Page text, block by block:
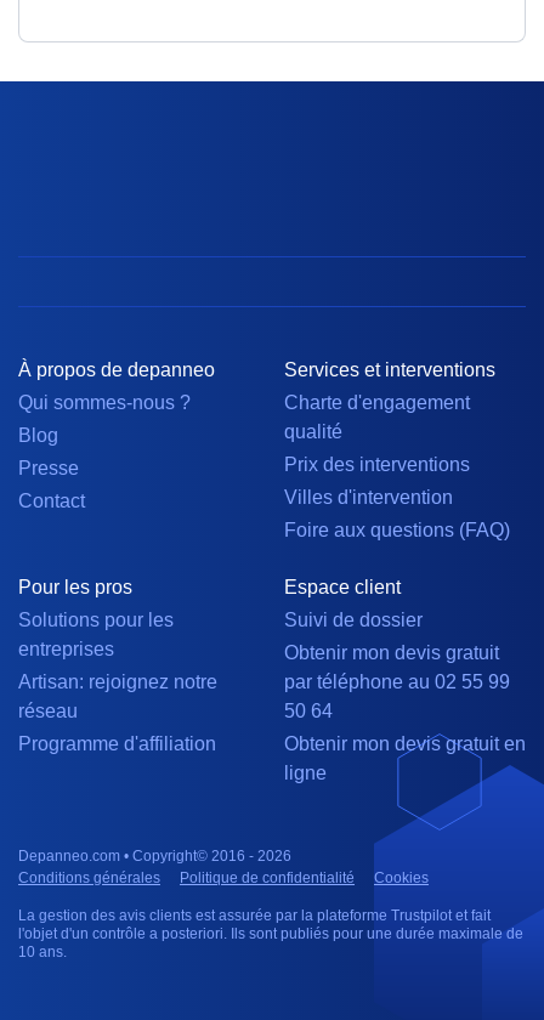
À propos de depanneo
Qui sommes-nous ?
Blog
Presse
Contact
Services et interventions
Charte d'engagement
qualité
Prix des interventions
Villes d'intervention
Foire aux questions (FAQ)
Pour les pros
Solutions pour les
entreprises
Artisan: rejoignez notre
réseau
Programme d'affiliation
Espace client
Suivi de dossier
Obtenir mon devis gratuit
par téléphone au 02 55 99
50 64
Obtenir mon devis gratuit en
ligne
Depanneo.com • Copyright© 2016 - 2026
Conditions générales
Politique de confidentialité Cookies
La gestion des avis clients est assurée par la plateforme Trustpilot et fait
l'objet d'un contrôle a posteriori. Ils sont publiés pour une durée maximale de
10 ans.